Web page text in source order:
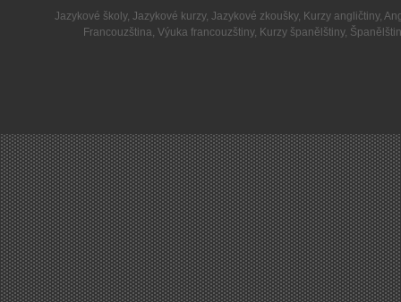
Jazykové školy, Jazykové kurzy, Jazykové zkoušky, Kurzy angličtiny,
Francouzština,Výuka francouzštiny, Kurzy španělštiny,